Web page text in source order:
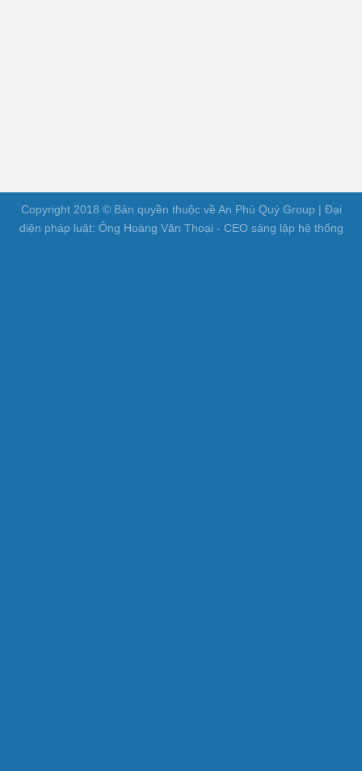
Copyright 2018 © Bản quyền thuộc về An Phú Quý Group | Đại
diện pháp luật: Ông Hoàng Văn Thoại - CEO sáng lập hệ thống